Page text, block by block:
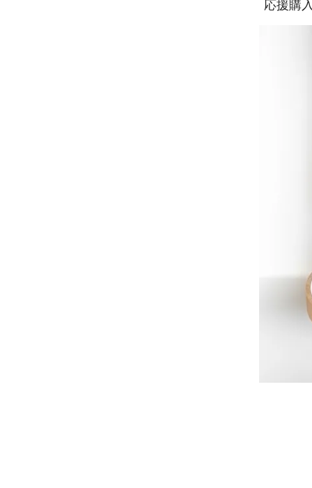
応援購